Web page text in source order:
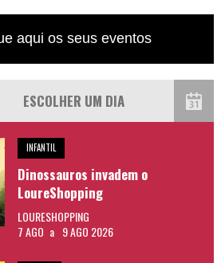
aqui os seus eventos
INFANTIL
Dinossauros invadem o
LoureShopping
LOURESHOPPING
7 AGO a 9 AGO 2026